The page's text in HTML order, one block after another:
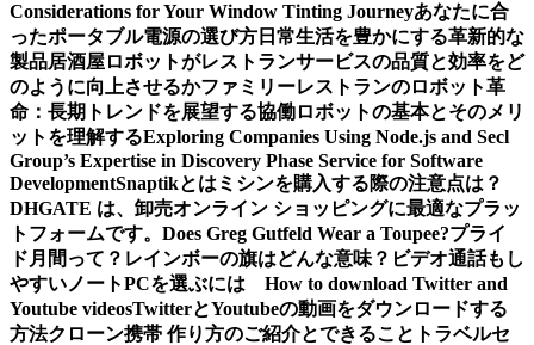
Considerations for Your Window Tinting Journeyあなたに合
ったポータブル電源の選び方 日常生活を豊かにする革新的な
製品居酒屋ロボットがレストランサービスの品質と効率をど
のように向上させるかファミリーレストランのロボット革
命：長期トレンドを展望する協働ロボットの基本とそのメリ
ットを理解するExploring Companies Using Node.js and Secl
Group’s Expertise in Discovery Phase Service for Software
DevelopmentSnaptikとは ミシンを購入する際の注意点は？
DHGATE は、卸売オンライン ショッピングに最適なプラッ
トフォームです。 Does Greg Gutfeld Wear a Toupee?プライ
ド月間って？レインボーの旗はどんな意味？ ビデオ通話もし
やすいノートPCを選ぶには How to download Twitter and
Youtube videosTwitterとYoutubeの動画をダウンロードする
方法クローン携帯 作り方のご紹介とできること トラベルセ